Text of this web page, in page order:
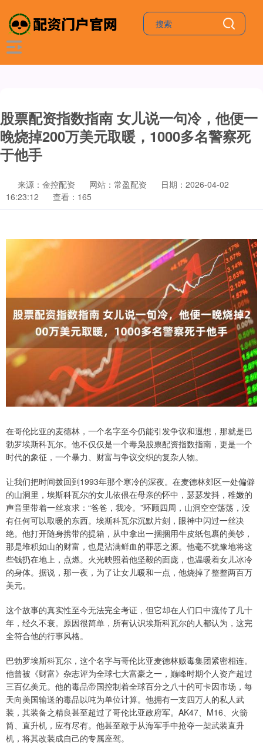
股票配资指数指南 女儿说一句冷，他便一
晚烧掉200万美元取暖，1000多名警察死
于他手
来源：金控配资 网站：常盈配资
日期：2026-04-02
16:23:12
查看：165
在哥伦比亚的麦德林，一个名字至今仍能引发争议和遐想，那就是巴
勃罗埃斯科瓦尔。他不仅仅是一个毒枭股票配资指数指南，更是一个
时代的象征，一个暴力、财富与争议交织的复杂人物。
让我们把时间拨回到1993年那个寒冷的深夜。在麦德林郊区一处偏僻
的山洞里，埃斯科瓦尔的女儿依偎在母亲的怀中，瑟瑟发抖，稚嫩的
声音里带着一丝哀求：“爸爸，我冷。”环顾四周，山洞空空荡荡，没
有任何可以取暖的东西。埃斯科瓦尔沉默片刻，眼神中闪过一丝决
绝。他打开随身携带的提箱，从中拿出一捆捆用牛皮纸包裹的美钞，
那是堆积如山的财富，也是沾满鲜血的罪恶之源。他毫不犹豫地将这
些钱扔在地上，点燃。火光映照着他坚毅的面庞，也温暖着女儿冰冷
的身体。据说，那一夜，为了让女儿暖和一点，他烧掉了整整两百万
美元。
这个故事的真实性至今无法完全考证，但它却在人们口中流传了几十
年，经久不衰。原因很简单，所有认识埃斯科瓦尔的人都认为，这完
全符合他的行事风格。
巴勃罗埃斯科瓦尔，这个名字与哥伦比亚麦德林贩毒集团紧密相连。
他曾被《财富》杂志评为全球七大富豪之一，巅峰时期个人资产超过
三百亿美元。他的毒品帝国控制着全球百分之八十的可卡因市场，每
天向美国输送的毒品以吨为单位计算。他拥有一支四万人的私人武
装，其装备之精良甚至超过了哥伦比亚政府军。AK47、M16、火箭
筒、直升机，应有尽有。他甚至敢于从海军手中抢夺一架武装直升
机，将其改装成自己的专属座驾。